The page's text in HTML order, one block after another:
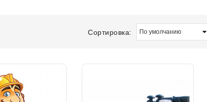
Сортировка: